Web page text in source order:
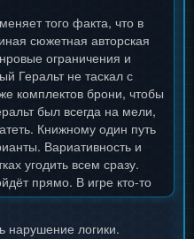
того факта, что в
сюжетная авторская
ограничения и
Геральт не таскал с
комплектов брони, чтобы
был всегда на мели,
Книжному один путь
Вариативность и
угодить всем сразу.
прямо. В игре кто-то
направление вправо.
нарушение логики.